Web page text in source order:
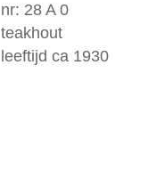
nr: 28 A 0
teakhout
leeftijd ca 1930